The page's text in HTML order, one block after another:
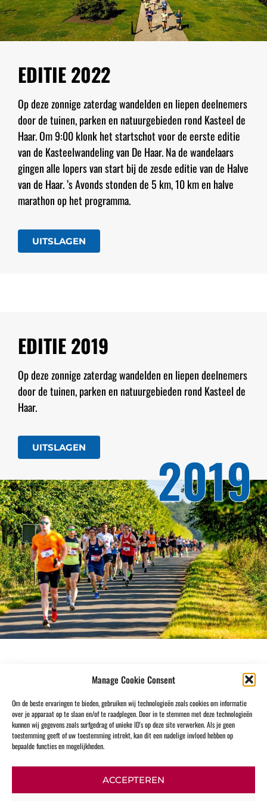
Manage Cookie Consent
Om de beste ervaringen te bieden, gebruiken wij technologieën zoals cookies om informatie
over je apparaat op te slaan en/of te raadplegen. Door in te stemmen met deze technologieën
kunnen wij gegevens zoals surfgedrag of unieke ID's op deze site verwerken. Als je geen
toestemming geeft of uw toestemming intrekt, kan dit een nadelige invloed hebben op
bepaalde functies en mogelijkheden.
ACCEPTEREN
EDITIE 2022
Op deze zonnige zaterdag wandelden en liepen deelnemers
door de tuinen, parken en natuurgebieden rond Kasteel de
Haar. Om 9:00 klonk het startschot voor de eerste editie
van de Kasteelwandeling van De Haar. Na de wandelaars
gingen alle lopers van start bij de zesde editie van de Halve
van de Haar. ’s Avonds stonden de 5 km, 10 km en halve
marathon op het programma.
UITSLAGEN
EDITIE 2019
Op deze zonnige zaterdag wandelden en liepen deelnemers
door de tuinen, parken en natuurgebieden rond Kasteel de
Haar.
UITSLAGEN 2019
Bekijk alle partners & sponsoren